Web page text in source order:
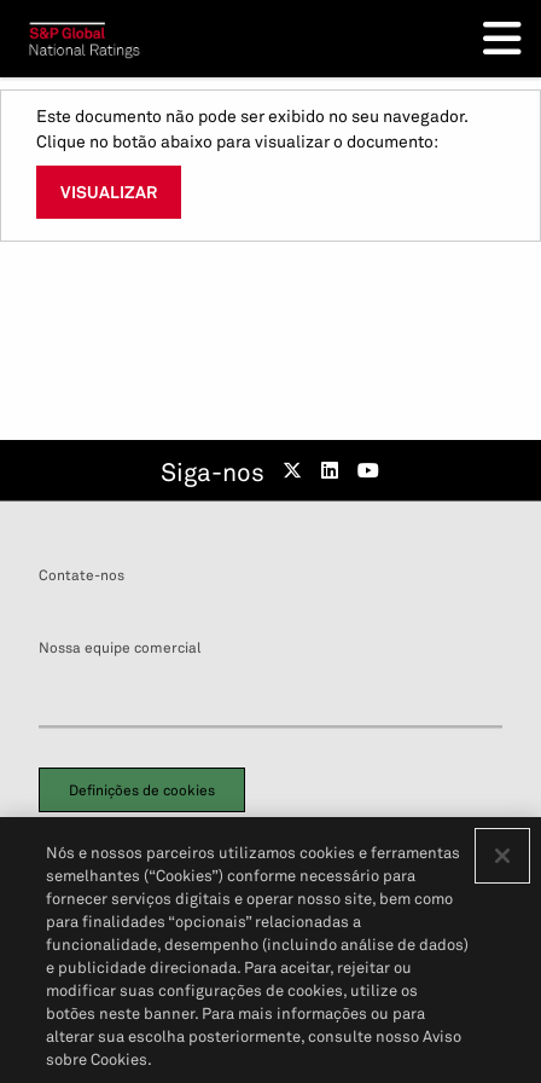
Este documento não pode ser exibido no seu navegador.
Clique no botão abaixo para visualizar o documento:
VISUALIZAR
Siga-nos
Contate-nos
Nossa equipe comercial
Definições de cookies
Política de PrivacidadePortal de privacidade do cliente (em inglês)
Não Venda Minhas Informações Pessoais© 2026 S&P Global
Nós e nossos parceiros utilizamos cookies e ferramentas
semelhantes (“Cookies”) conforme necessário para
fornecer serviços digitais e operar nosso site, bem como
para finalidades “opcionais” relacionadas a
funcionalidade, desempenho (incluindo análise de dados)
e publicidade direcionada. Para aceitar, rejeitar ou
modificar suas configurações de cookies, utilize os
botões neste banner. Para mais informações ou para
alterar sua escolha posteriormente, consulte nosso Aviso
sobre Cookies.